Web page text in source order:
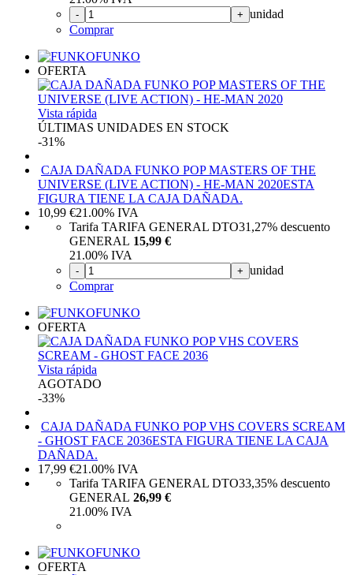
- + unidad
Comprar
FUNKO
OFERTA
Vista rápida
ÚLTIMAS UNIDADES EN STOCK
-31%
CAJA DAÑADA FUNKO POP MASTERS OF THE
UNIVERSE (LIVE ACTION) - HE-MAN 2020ESTA
FIGURA TIENE LA CAJA DAÑADA.
10,99 €21.00% IVA
Tarifa TARIFA GENERAL DTO31,27% descuento
GENERAL 15,99 €
21.00% IVA
- + unidad
Comprar
FUNKO
OFERTA
Vista rápida
AGOTADO
-33%
CAJA DAÑADA FUNKO POP VHS COVERS SCREAM
- GHOST FACE 2036ESTA FIGURA TIENE LA CAJA
DAÑADA.
17,99 €21.00% IVA
Tarifa TARIFA GENERAL DTO33,35% descuento
GENERAL 26,99 €
21.00% IVA
FUNKO
OFERTA